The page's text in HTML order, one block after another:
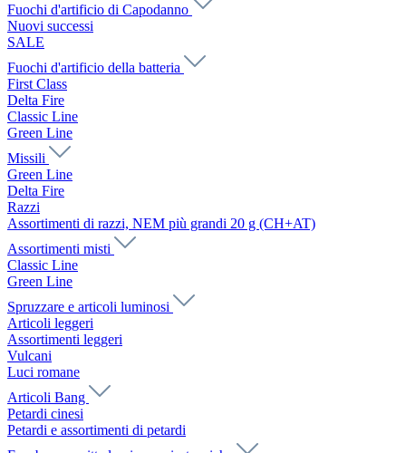
Fuochi d'artificio di Capodanno
Nuovi successi
SALE
Fuochi d'artificio della batteria
First Class
Delta Fire
Classic Line
Green Line
Missili
Green Line
Delta Fire
Razzi
Assortimenti di razzi, NEM più grandi 20 g (CH+AT)
Assortimenti misti
Classic Line
Green Line
Spruzzare e articoli luminosi
Articoli leggeri
Assortimenti leggeri
Vulcani
Luci romane
Articoli Bang
Petardi cinesi
Petardi e assortimenti di petardi